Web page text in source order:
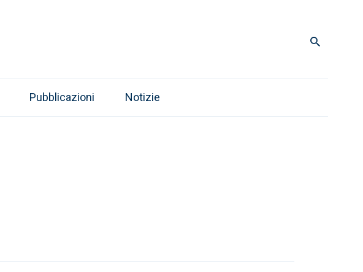
Pubblicazioni Notizie